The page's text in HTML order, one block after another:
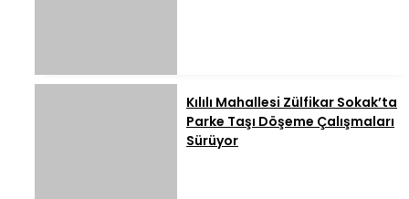
Kılılı Mahallesi Zülfikar Sokak’ta
Parke Taşı Döşeme Çalışmaları
Sürüyor